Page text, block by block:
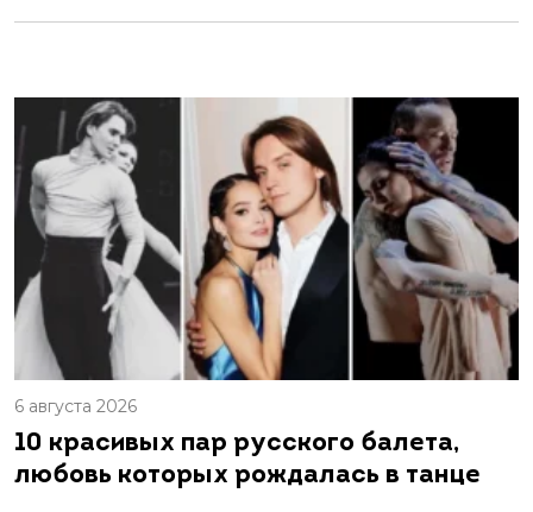
6 августа 2026
10 красивых пар русского балета,
любовь которых рождалась в танце